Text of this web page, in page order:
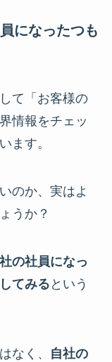
になったつも
て「お客様の
情報をチェッ
ます。
のか、実はよ
うか？
の社員になっ
てみる という
なく、
自社の